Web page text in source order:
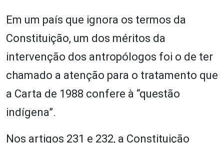
Em um país que ignora os termos da
Constituição, um dos méritos da
intervenção dos antropólogos foi o de ter
chamado a atenção para o tratamento que
a Carta de 1988 confere à “questão
indígena”.
Nos artigos 231 e 232, a Constituição